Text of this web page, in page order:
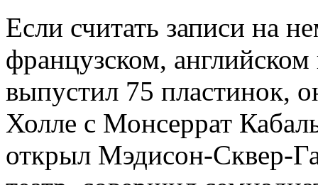
Если считать записи на
французском,
выпустил 75 пластинок,
Холле с Монсеррат
открыл Мэдисон-Сквер-